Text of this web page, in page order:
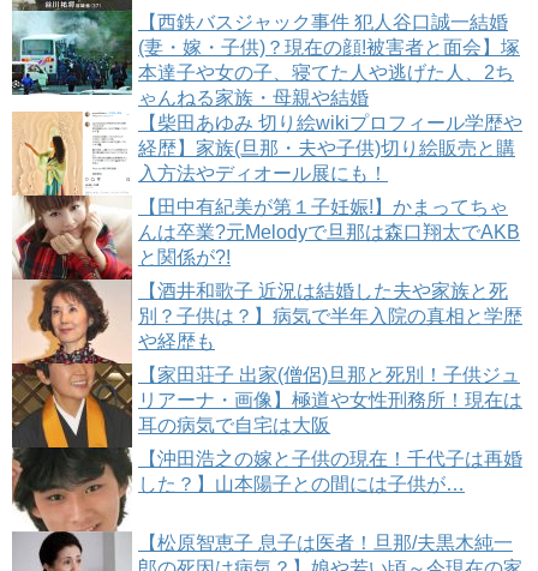
【西鉄バスジャック事件 犯人谷口誠一結婚
(妻・嫁・子供)？現在の顔!被害者と面会】塚
本達子や女の子、寝てた人や逃げた人、2ち
ゃんねる家族・母親や結婚
【柴田あゆみ 切り絵wikiプロフィール学歴や
経歴】家族(旦那・夫や子供)切り絵販売と購
入方法やディオール展にも！
【田中有紀美が第１子妊娠!】かまってちゃ
んは卒業?元Melodyで旦那は森口翔太でAKB
と関係が?!
【酒井和歌子 近況は結婚した夫や家族と死
別？子供は？】病気で半年入院の真相と学歴
や経歴も
【家田荘子 出家(僧侶)旦那と死別！子供ジュ
リアーナ・画像】極道や女性刑務所！現在は
耳の病気で自宅は大阪
【沖田浩之の嫁と子供の現在！千代子は再婚
した？】山本陽子との間には子供が…
【松原智恵子 息子は医者！旦那/夫黒木純一